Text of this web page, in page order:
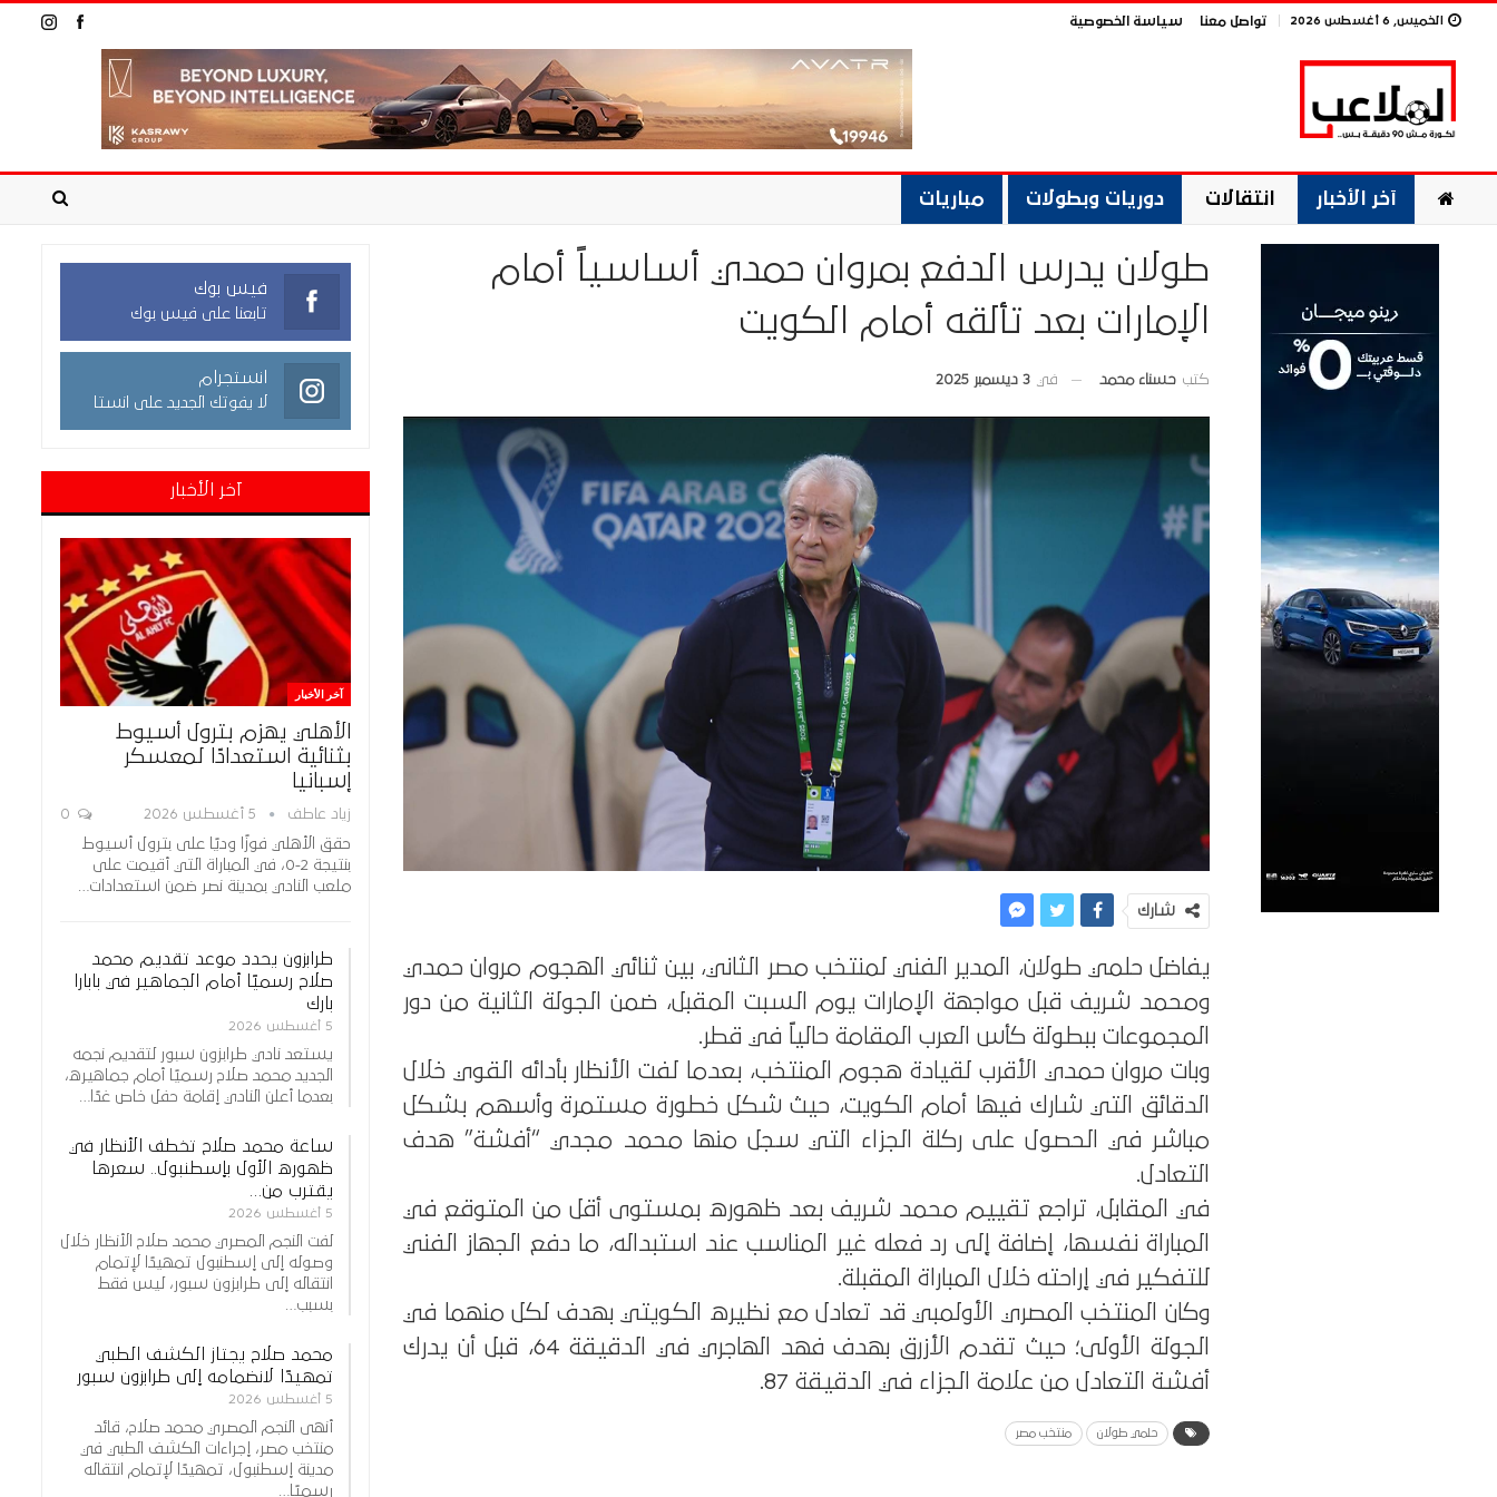
الخميس, 6 أغسطس 2026 تواصل معنا سياسة الخصوصية
آخر الأخبار انتقالات دوريات وبطولات مباريات
طولان يدرس الدفع بمروان حمدي أساسياً أمام
الإمارات بعد تألقه أمام الكويت
كتب حسناء محمد في 3 ديسمبر 2025
شارك
يفاضل حلمي طولان، المدير الفني لمنتخب مصر الثاني، بين ثنائي الهجوم مروان حمدي
ومحمد شريف قبل مواجهة الإمارات يوم السبت المقبل، ضمن الجولة الثانية من دور
المجموعات ببطولة كأس العرب المقامة حالياً في قطر.
وبات مروان حمدي الأقرب لقيادة هجوم المنتخب، بعدما لفت الأنظار بأدائه القوي خلال
الدقائق التي شارك فيها أمام الكويت، حيث شكل خطورة مستمرة وأسهم بشكل
مباشر في الحصول على ركلة الجزاء التي سجل منها محمد مجدي “أفشة” هدف
التعادل.
في المقابل، تراجع تقييم محمد شريف بعد ظهوره بمستوى أقل من المتوقع في
المباراة نفسها، إضافة إلى رد فعله غير المناسب عند استبداله، ما دفع الجهاز الفني
للتفكير في إراحته خلال المباراة المقبلة.
وكان المنتخب المصري الأولمبي قد تعادل مع نظيره الكويتي بهدف لكل منهما في
الجولة الأولى؛ حيث تقدم الأزرق بهدف فهد الهاجري في الدقيقة 64، قبل أن يدرك
أفشة التعادل من علامة الجزاء في الدقيقة 87.
حلمي طولان منتخب مصر
فيس بوك
تابعنا على فيس بوك
انستجرام
لا يفوتك الجديد على انستا
آخر الأخبار
آخر الأخبار
الأهلي يهزم بترول أسيوط
بثنائية استعدادًا لمعسكر
إسبانيا
زياد عاطف 5 أغسطس 2026
حقق الأهلي فوزًا وديًا على بترول أسيوط
بنتيجة 2-0، في المباراة التي أقيمت على
ملعب النادي بمدينة نصر ضمن استعدادات…
طرابزون يحدد موعد تقديم محمد
صلاح رسميًا أمام الجماهير في بابارا
بارك
5 أغسطس 2026
يستعد نادي طرابزون سبور لتقديم نجمه
الجديد محمد صلاح رسميًا أمام جماهيره،
بعدما أعلن النادي إقامة حفل خاص غدًا…
ساعة محمد صلاح تخطف الأنظار في
ظهوره الأول بإسطنبول.. سعرها
يقترب من…
5 أغسطس 2026
لفت النجم المصري محمد صلاح الأنظار خلال
وصوله إلى إسطنبول تمهيدًا لإتمام
انتقاله إلى طرابزون سبور، ليس فقط
بسبب…
محمد صلاح يجتاز الكشف الطبي
تمهيدًا لانضمامه إلى طرابزون سبور
5 أغسطس 2026
أنهى النجم المصري محمد صلاح، قائد
منتخب مصر، إجراءات الكشف الطبي في
مدينة إسطنبول، تمهيدًا لإتمام انتقاله
رسميًا…